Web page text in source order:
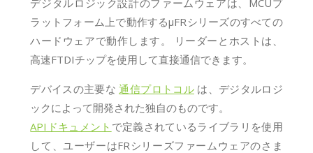
デジタルロジック設計のファームウェアは、MCUプ
ラットフォーム上で動作するμFRシリーズのすべての
ハードウェアで動作します。 リーダーとホストは、
高速FTDIチップを使用して直接通信できます。
デバイスの主要な通信プロトコルは、デジタルロジ
ックによって開発された独自のものです。
APIドキュメント で定義されているライブラリを使用
して、ユーザーはFRシリーズファームウェアのさま